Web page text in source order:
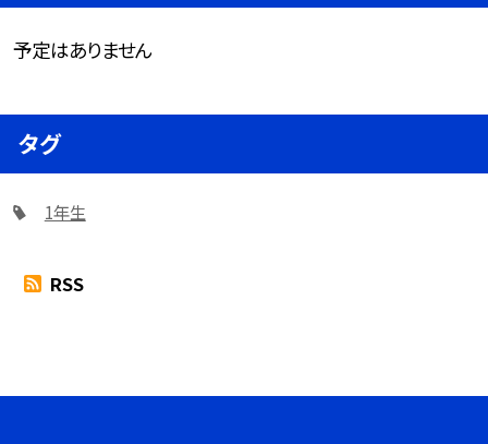
予定はありません
タグ
1年生
RSS